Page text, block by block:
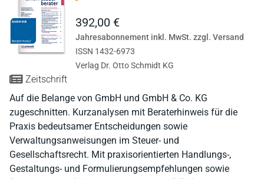
Zeitschrift
Auf die Belange von GmbH und GmbH & Co. KG
zugeschnitten. Kurzanalysen mit Beraterhinweis für die
Praxis bedeutsamer Entscheidungen sowie
Verwaltungsanweisungen im Steuer- und
Gesellschaftsrecht. Mit praxisorientierten Handlungs-,
Gestaltungs- und Formulierungsempfehlungen sowie
392,00 €
Jahresabonnement inkl. MwSt. zzgl. Versand
ISSN 1432-6973
Verlag Dr. Otto Schmidt KG